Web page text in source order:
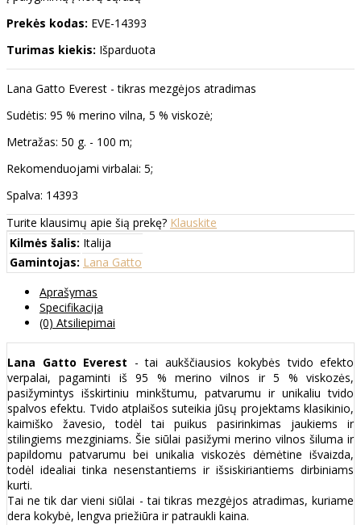
Prekės kodas: EVE-14393
Turimas kiekis: Išparduota
Lana Gatto Everest - tikras mezgėjos atradimas
Sudėtis: 95 % merino vilna, 5 % viskozė;
Metražas: 50 g. - 100 m;
Rekomenduojami virbalai: 5;
Spalva: 14393
Turite klausimų apie šią prekę? Klauskite
Kilmės šalis: Italija
Gamintojas: Lana Gatto
Aprašymas
Specifikacija
(0) Atsiliepimai
Lana Gatto Everest - tai aukščiausios kokybės tvido efekto
verpalai, pagaminti iš 95 % merino vilnos ir 5 % viskozės,
pasižymintys išskirtiniu minkštumu, patvarumu ir unikaliu tvido
spalvos efektu. Tvido atplaišos suteikia jūsų projektams klasikinio,
kaimiško žavesio, todėl tai puikus pasirinkimas jaukiems ir
stilingiems mezginiams. Šie siūlai pasižymi merino vilnos šiluma ir
papildomu patvarumu bei unikalia viskozės dėmėtine išvaizda,
todėl idealiai tinka nesenstantiems ir išsiskiriantiems dirbiniams
kurti.
Tai ne tik dar vieni siūlai - tai tikras mezgėjos atradimas, kuriame
dera kokybė, lengva priežiūra ir patraukli kaina.